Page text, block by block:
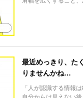
最近めっきり、た
りませんかね…
「人が認識する情報